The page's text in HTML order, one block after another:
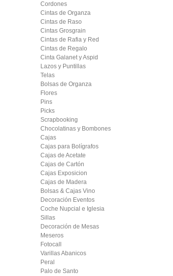
Cordones
Cintas de Organza
Cintas de Raso
Cintas Grosgrain
Cintas de Rafia y Red
Cintas de Regalo
Cinta Galanet y Aspid
Lazos y Puntillas
Telas
Bolsas de Organza
Flores
Pins
Picks
Scrapbooking
Chocolatinas y Bombones
Cajas
Cajas para Bolígrafos
Cajas de Acetate
Cajas de Cartón
Cajas Exposicion
Cajas de Madera
Bolsas & Cajas Vino
Decoración Eventos
Coche Nupcial e Iglesia
Sillas
Decoración de Mesas
Meseros
Fotocall
Varillas Abanicos
Peral
Palo de Santo